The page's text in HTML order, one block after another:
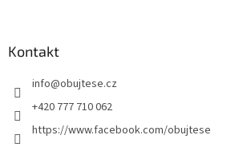
Kontakt
info@obujtese.cz
+420 777 710 062
https://www.facebook.com/obujtese